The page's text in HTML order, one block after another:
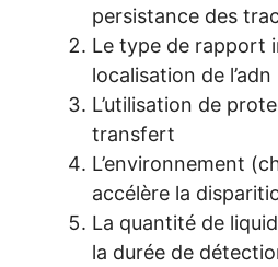
persistance des
Le type de rapport
localisation de l’adn
L’utilisation de
transfert
L’environnement
accélère la
La quantité de
la durée de